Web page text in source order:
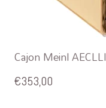
Cajon Meinl AECLLI
€353,00